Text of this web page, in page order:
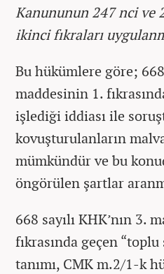
Kanununun 247 nci ve
ikinci fıkraları
Bu hükümlere göre; 668
maddesinin 1.
işlediği iddiası ile
kovuşturulanların
mümkündür ve bu
öngörülen şartlar
668 sayılı KHK’nın 3.
fıkrasında geçen “toplu
tanımı, CMK m.2/1-k